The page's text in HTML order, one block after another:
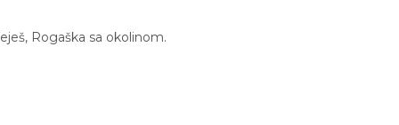
Rogaška sa okolinom.